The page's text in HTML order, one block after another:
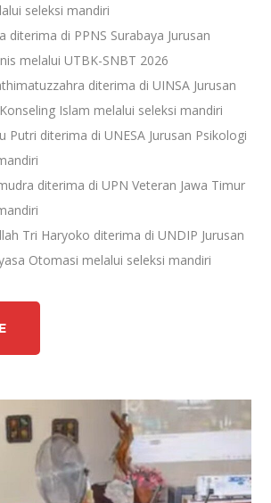
seleksi mandiri
diterima di PPNS Surabaya Jurusan
melalui UTBK-SNBT 2026
diterima di UINSA Jurusan
Islam melalui seleksi mandiri
Putri diterima di UNESA Jurusan Psikologi
diterima di UPN Veteran Jawa Timur
Tri Haryoko diterima di UNDIP Jurusan
Otomasi melalui seleksi mandiri